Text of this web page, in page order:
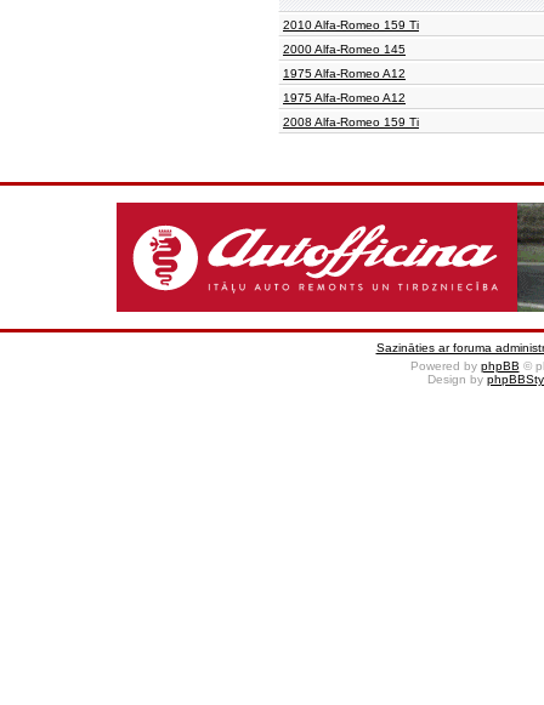
2010 Alfa-Romeo 159 Ti
2000 Alfa-Romeo 145
1975 Alfa-Romeo A12
1975 Alfa-Romeo A12
2008 Alfa-Romeo 159 Ti
Sazināties ar foruma
Powered by phpBB ©
Design by